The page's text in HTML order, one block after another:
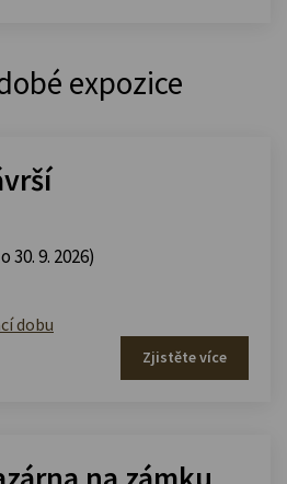
expozice
30. 9. 2026)
dobu
Zjistěte více